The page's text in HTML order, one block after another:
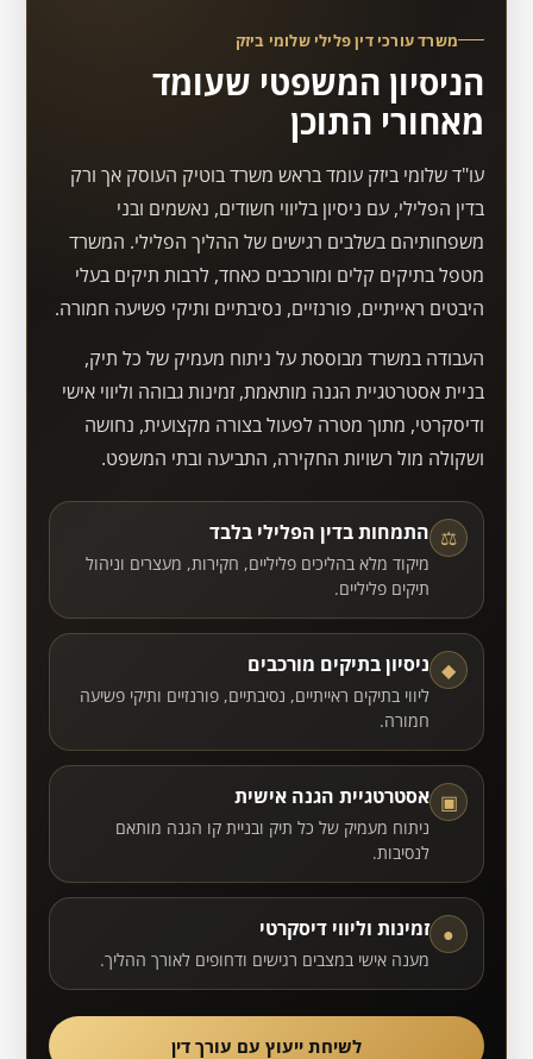
משרד עורכי דין פלילי שלומי ביזק
הניסיון המשפטי שעומד
מאחורי התוכן
עו"ד שלומי ביזק עומד בראש משרד בוטיק העוסק אך ורק
בדין הפלילי, עם ניסיון בליווי חשודים, נאשמים ובני
משפחותיהם בשלבים רגישים של ההליך הפלילי. המשרד
מטפל בתיקים קלים ומורכבים כאחד, לרבות תיקים בעלי
היבטים ראייתיים, פורנזיים, נסיבתיים ותיקי פשיעה חמורה.
העבודה במשרד מבוססת על ניתוח מעמיק של כל תיק,
בניית אסטרטגיית הגנה מותאמת, זמינות גבוהה וליווי אישי
ודיסקרטי, מתוך מטרה לפעול בצורה מקצועית, נחושה
ושקולה מול רשויות החקירה, התביעה ובתי המשפט.
⚖ התמחות בדין הפלילי בלבד
מיקוד מלא בהליכים פליליים, חקירות, מעצרים וניהול
תיקים פליליים.
◆ ניסיון בתיקים מורכבים
ליווי בתיקים ראייתיים, נסיבתיים, פורנזיים ותיקי פשיעה
חמורה.
▣ אסטרטגיית הגנה אישית
ניתוח מעמיק של כל תיק ובניית קו הגנה מותאם
לנסיבות.
● זמינות וליווי דיסקרטי
מענה אישי במצבים רגישים ודחופים לאורך ההליך.
לשיחת ייעוץ עם עורך דין